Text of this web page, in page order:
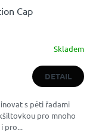
Cap
Skladem
DETAIL
s pěti řadami
pro mnoho
pro...